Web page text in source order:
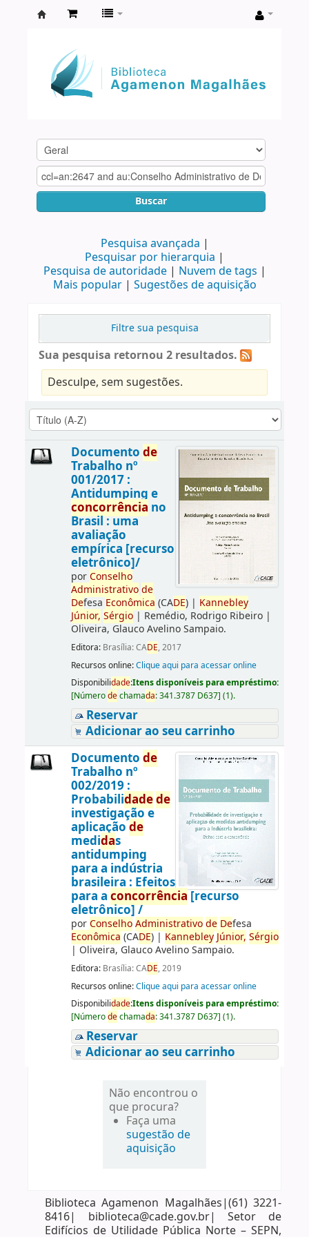
Agamenon
Magalhães
Buscar
Pesquisa avançada
Pesquisar por hierarquia
Pesquisa de autoridade
Nuvem de tags
Mais popular
Sugestões de aquisição
Filtre sua pesquisa
Sua pesquisa retornou 2 resultados.
Desculpe, sem sugestões.
Documento de
Trabalho nº
001/2017 :
Antidumping e
concorrência no
Brasil : uma
avaliação
empírica [recurso
eletrônico]/
porConselho
Administrativo de
Defesa Econômica (CADE)| Kannebley
Júnior, Sérgio| Remédio, Rodrigo Ribeiro|
Oliveira, Glauco Avelino Sampaio.
Editora: Brasília: CADE, 2017
Recursos online:Clique aqui para acessar online
Disponibilidade:Itens disponíveis para empréstimo:
[Númerodechamada:341.3787 D637] (1).
Reservar
Adicionar ao seu carrinho
Documento de
Trabalho nº
002/2019 :
Probabilidadede
investigação e
aplicação de
medidas
antidumping
para a indústria
brasileira : Efeitos
para a concorrência [recurso
eletrônico] /
porConselho Administrativo de Defesa
Econômica (CADE)| Kannebley Júnior, Sérgio
| Oliveira, Glauco Avelino Sampaio.
Editora: Brasília: CADE, 2019
Recursos online:Clique aqui para acessar online
Disponibilidade:Itens disponíveis para empréstimo:
[Númerodechamada:341.3787 D637] (1).
Reservar
Adicionar ao seu carrinho
Não encontrou o
que procura?
Faça uma
sugestão de
aquisição
Biblioteca Agamenon Magalhães|(61) 3221-
8416| biblioteca@cade.gov.br| Setor de
Edifícios de Utilidade Pública Norte – SEPN,